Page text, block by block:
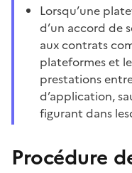
Lorsqu’une
d’un accord de
aux contrats
plateformes et
prestations
d’application,
figurant dans
Procédure